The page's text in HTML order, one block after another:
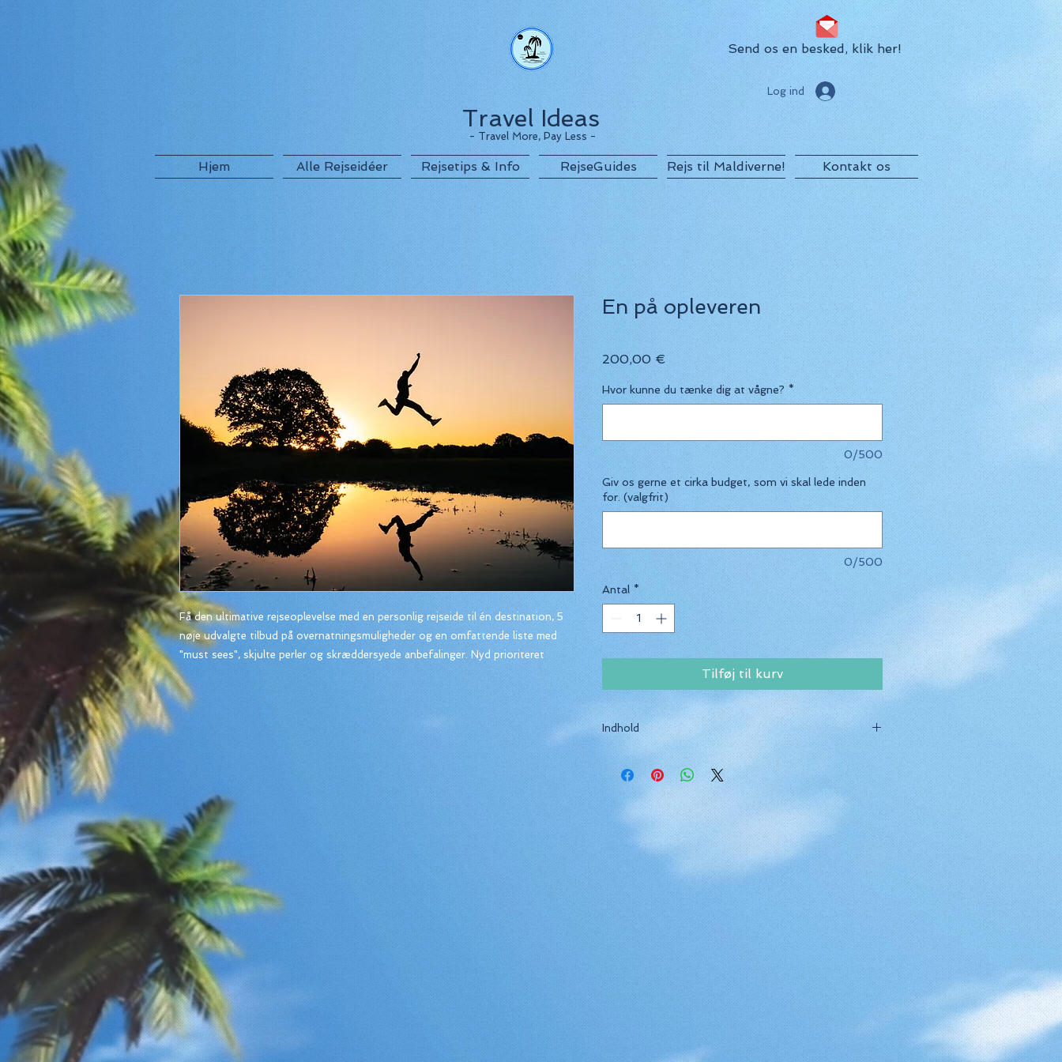
Travel Ideas
- Travel More, Pay Less -
Send os en besked, klik her!
Log ind
Hjem Alle Rejseidéer Rejsetips & Info RejseGuides Rejs til Maldiverne! Kontakt os
Få den ultimative rejseoplevelse med en personlig rejseide til én destination, 5
nøje udvalgte tilbud på overnatningsmuligheder og en omfattende liste med
"must sees", skjulte perler og skræddersyede anbefalinger. Nyd prioriteret
support e-mail og chat døgnet rundt, samt muligheden for at tilføje en ekstra
destination til din rejseplan.
En på opleveren
200,00 €Pris
Hvor kunne du tænke dig at vågne? *
0/500
Giv os gerne et cirka budget, som vi skal lede inden
for. (valgfrit)
0/500
Antal *
Tilføj til kurv
Indhold
Ultimativ rejseoplevelse med 5 tilbud på overnatning,
prioriteret support og skræddersyede anbefalinger.